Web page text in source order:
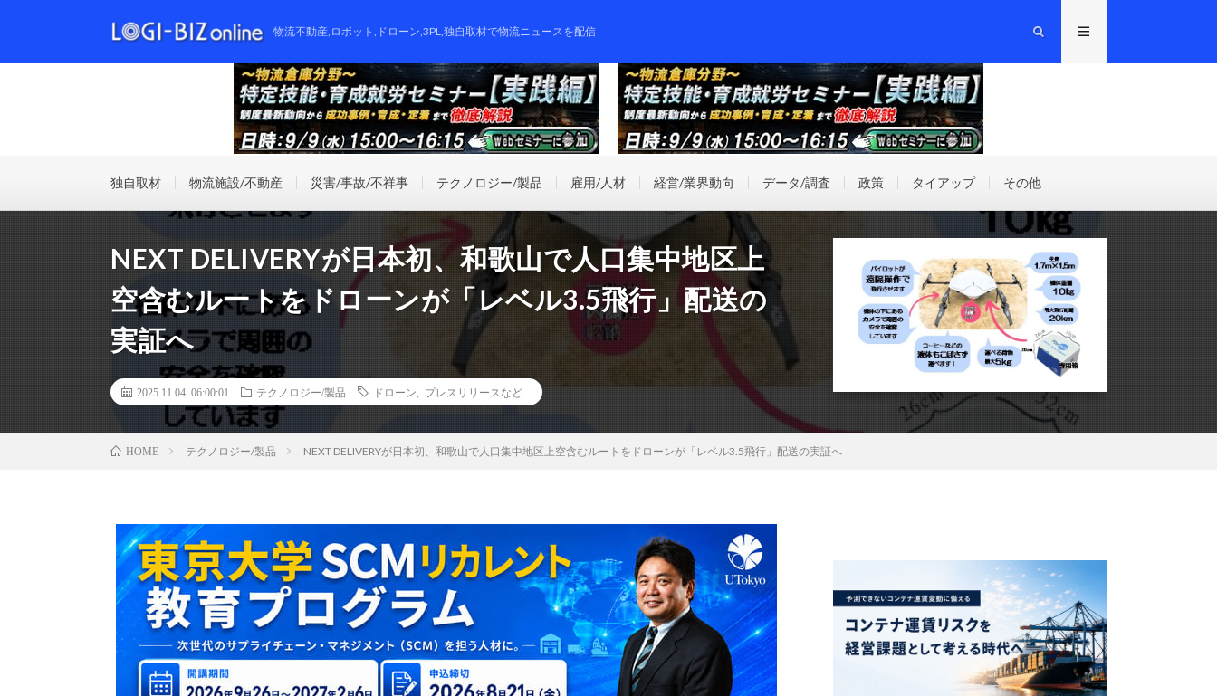
物流不動産,ロボット,ドローン,3PL,独自取材で物流ニュースを配信
独自取材 物流施設/不動産 災害/事故/不祥事 テクノロジー/製品 雇用/人材 経営/業界動向 データ/調査 政策 タイアップ その他
NEXT DELIVERYが日本初、和歌山で人口集中地区上
空含むルートをドローンが「レベル3.5飛行」配送の
実証へ
2025.11.04 06:00:01 テクノロジー/製品 ドローン プレスリリースなど
HOME テクノロジー/製品 NEXT DELIVERYが日本初、和歌山で人口集中地区上空含むルートをドローンが「レベル3.5飛行」配送の実証へ